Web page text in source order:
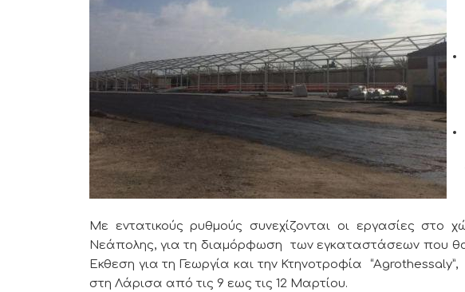
Mε εντατικούς ρυθμούς συνεχίζονται οι εργασίες
Νεάπολης, για τη διαμόρφωση των εγκαταστάσεων που θα
Εκθεση για τη Γεωργία και την Κτηνοτροφία
στη Λάρισα από τις 9 εως τις 12 Μαρτίου.